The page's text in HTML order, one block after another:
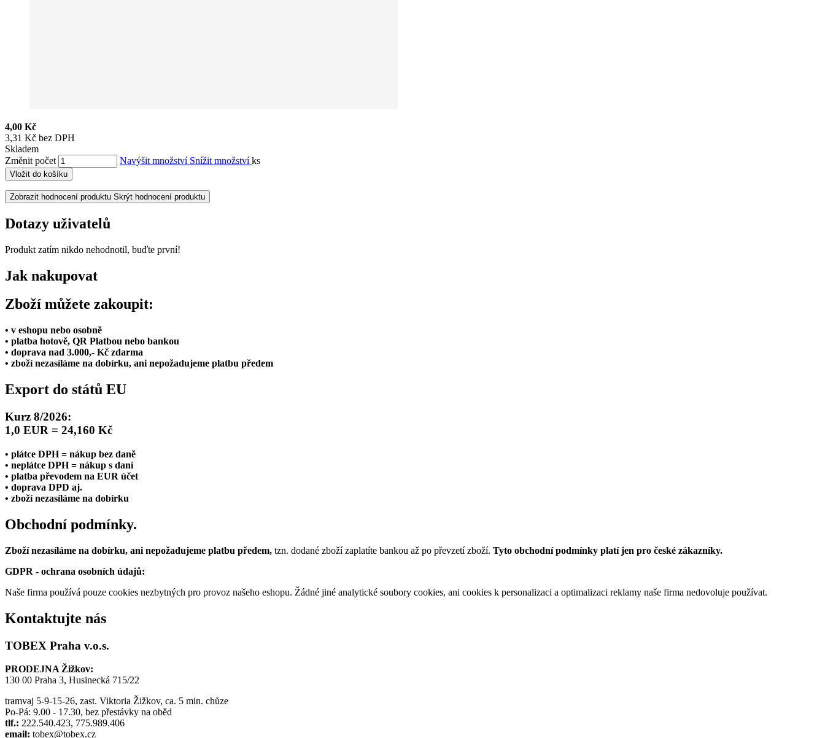
4,00 Kč
3,31 Kč bez DPH
Skladem
Změnit počet
Navýšit množství Snížit množstvíks
Vložit do košíku
Zobrazit hodnocení produktu Skrýt hodnocení produktu
Dotazy uživatelů
Produkt zatím nikdo nehodnotil, buďte první!
Jak nakupovat
Zboží můžete zakoupit:
• v eshopu nebo osobně
• platba hotově, QR Platbou nebo bankou
• doprava nad 3.000,- Kč zdarma
• zboží nezasíláme na dobírku, ani nepožadujeme platbu předem
Export do států EU
Kurz 8/2026:
1,0 EUR = 24,160 Kč
• plátce DPH = nákup bez daně
• neplátce DPH = nákup s daní
• platba převodem na EUR účet
• doprava DPD aj.
• zboží nezasíláme na dobírku
Obchodní podmínky.
Zboží nezasíláme na dobírku, ani nepožadujeme platbu předem, tzn. dodané zboží zaplatíte bankou až po převzetí zboží. Tyto obchodní podmínky platí jen pro české zákazníky.
GDPR - ochrana osobních údajů:
Naše firma používá pouze cookies nezbytných pro provoz našeho eshopu. Žádné jiné analytické soubory cookies, ani cookies k personalizaci a optimalizaci reklamy naše firma nedovoluje používat.
Kontaktujte nás
TOBEX Praha v.o.s.
PRODEJNA Žižkov:
130 00 Praha 3, Husinecká 715/22
tramvaj 5-9-15-26, zast. Viktoria Žižkov, ca. 5 min. chůze
Po-Pá: 9.00 - 17.30, bez přestávky na oběd
tlf.: 222.540.423, 775.989.406
email: tobex@tobex.cz